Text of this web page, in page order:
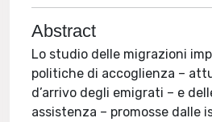
Abstract
Lo studio delle migrazioni
politiche di accoglienza –
d’arrivo degli emigrati – e
assistenza – promosse dalle